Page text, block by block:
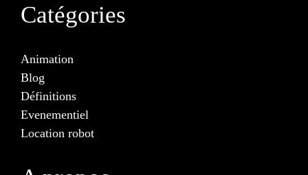
Catégories
Animation
Blog
Définitions
Evenementiel
Location robot